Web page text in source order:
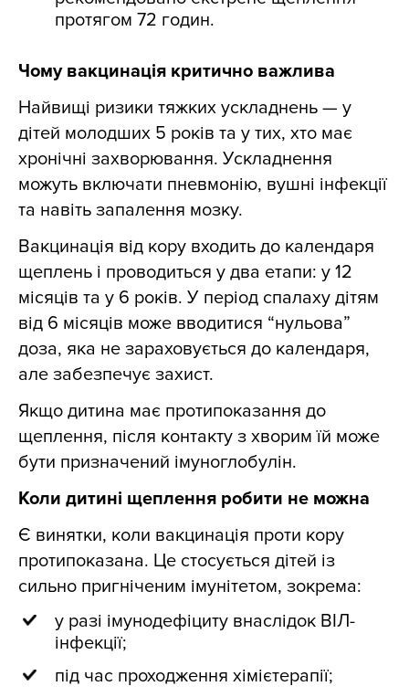
протягом 72 годин.
Чому вакцинація критично важлива
Найвищі ризики тяжких ускладнень — у
дітей молодших 5 років та у тих, хто має
хронічні захворювання. Ускладнення
можуть включати пневмонію, вушні інфекції
та навіть запалення мозку.
Вакцинація від кору входить до календаря
щеплень і проводиться у два етапи: у 12
місяців та у 6 років. У період спалаху дітям
від 6 місяців може вводитися “нульова”
доза, яка не зараховується до календаря,
але забезпечує захист.
Якщо дитина має протипоказання до
щеплення, після контакту з хворим їй може
бути призначений імуноглобулін.
Коли дитині щеплення робити не можна
Є винятки, коли вакцинація проти кору
протипоказана. Це стосується дітей із
сильно пригніченим імунітетом, зокрема:
у разі імунодефіциту внаслідок ВІЛ-
інфекції;
під час проходження хімієтерапії;